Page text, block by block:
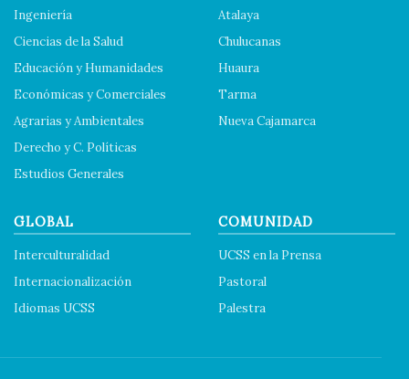
Ingeniería
Ciencias de la Salud
Educación y Humanidades
Económicas y Comerciales
Agrarias y Ambientales
Derecho y C. Políticas
Estudios Generales
Atalaya
Chulucanas
Huaura
Tarma
Nueva Cajamarca
GLOBAL
Interculturalidad
Internacionalización
Idiomas UCSS
COMUNIDAD
UCSS en la Prensa
Pastoral
Palestra